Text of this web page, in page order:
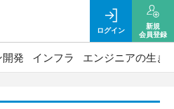
ログイン
新規
会員登録
発 インフラ エンジニアの生き